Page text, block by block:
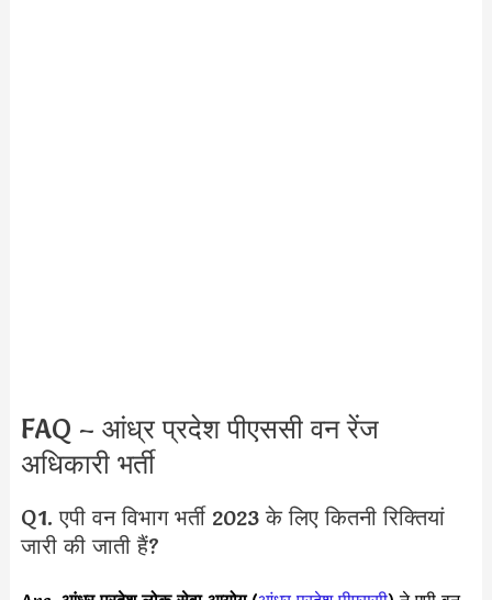
FAQ – आंध्र प्रदेश पीएससी वन रेंज
अधिकारी भर्ती
Q1. एपी वन विभाग भर्ती 2023 के लिए कितनी रिक्तियां
जारी की जाती हैं?